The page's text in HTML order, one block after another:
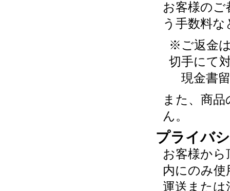
お客様のご
う手数料
※ご返金
切手にて
現金書
また、商
ん。
プライバ
お客様か
内にのみ
運送または